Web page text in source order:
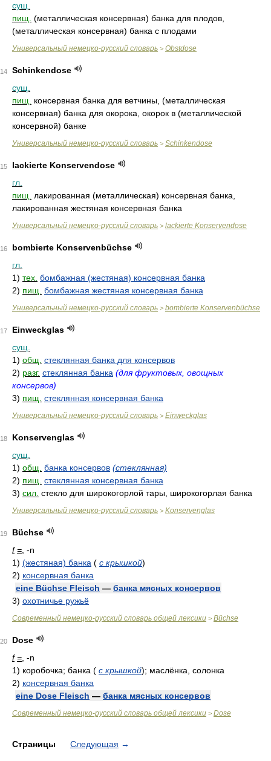
сущ.
пищ. (металлическая консервная) банка для плодов,
(металлическая консервная) банка с плодами
Универсальный немецко-русский словарь > Obstdose
14
Schinkendose
сущ.
пищ.
консервная банка для ветчины, (металлическая
консервная) банка для окорока, окорок в (металлической
консервной) банке
Универсальный немецко-русский словарь > Schinkendose
15
lackierte Konservendose
гл.
пищ.
лакированная (металлическая) консервная банка,
лакированная жестяная консервная банка
Универсальный немецко-русский словарь > lackierte Konservendose
16
bombierte Konservenbüchse
гл.
1) тех. бомбажная (жестяная) консервная банка
2) пищ. бомбажная жестяная консервная банка
Универсальный немецко-русский словарь > bombierte Konservenbüchse
17
Einweckglas
сущ.
1) общ. стеклянная банка для консервов
2) разг. стеклянная банка (для фруктовых, овощных
консервов)
3) пищ. стеклянная консервная банка
Универсальный немецко-русский словарь > Einweckglas
18
Konservenglas
сущ.
1) общ. банка консервов (стеклянная)
2) пищ. стеклянная консервная банка
3) сил. стекло для широкогорлой тары, широкогорлая банка
Универсальный немецко-русский словарь > Konservenglas
19
Büchse
f = , -n
1) (жестяная) банка ( с крышкой)
2) консервная банка
eine Büchse Fleisch — банка мясных консервов
3) охотничье ружьё
Современный немецко-русский словарь общей лексики > Büchse
20
Dose
f = , -n
1) коробочка; банка ( с крышкой); маслёнка, солонка
2) консервная банка
eine Dose Fleisch — банка мясных консервов
Современный немецко-русский словарь общей лексики > Dose
Страницы Следующая →